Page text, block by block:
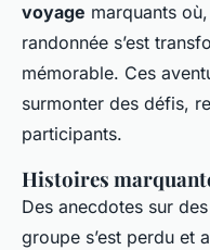
voyage marquants
randonnée s’est
mémorable. Ces
surmonter des défis,
participants.
Histoires
Des anecdotes sur des
groupe s’est perdu et